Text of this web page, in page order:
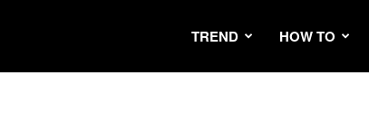
TREND HOW TO